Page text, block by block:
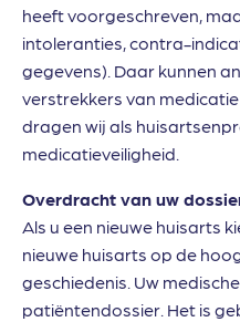
heeft voorgeschreven,
intoleranties, contra-
gegevens). Daar kunnen
verstrekkers van
dragen wij als
medicatieveiligheid.
Overdracht van uw
Als u een nieuwe huisarts
nieuwe huisarts op de
geschiedenis. Uw
patiëntendossier. Het is